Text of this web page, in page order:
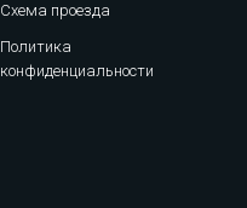
Схема проезда
Политика
конфиденциальности